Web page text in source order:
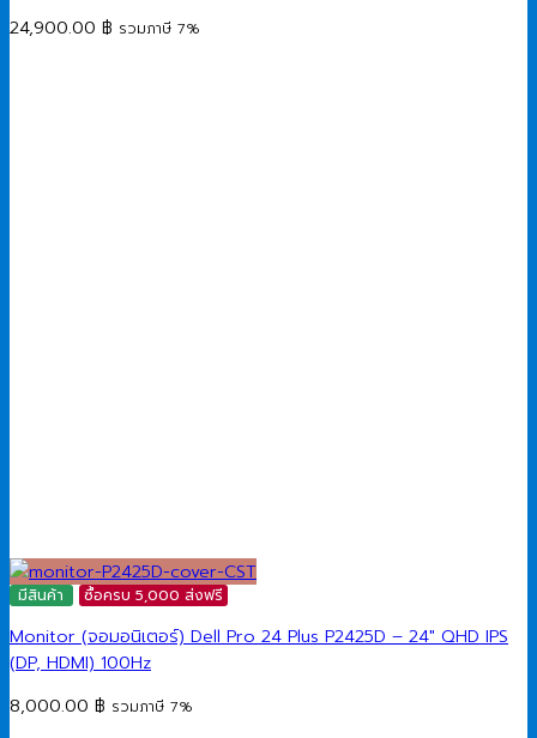
24,900.00 ฿ รวมภาษี 7%
มีสินค้า ซื้อครบ 5,000 ส่งฟรี
Monitor (จอมอนิเตอร์) Dell Pro 24 Plus P2425D – 24″ QHD IPS
(DP, HDMI) 100Hz
8,000.00 ฿ รวมภาษี 7%